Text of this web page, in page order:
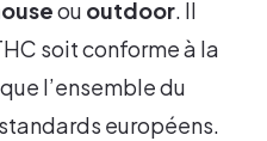
ou outdoor. Il
soit conforme à la
l’ensemble du
européens.